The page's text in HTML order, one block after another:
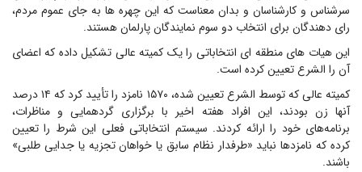
سرشناس و کارشناسان و بدان معناست که این چهره ها به جای عموم مردم،
رای دهندگان برای انتخاب دو سوم نمایندگان پارلمان هستند.
این هیات های منطقه ای انتخاباتی را یک کمیته عالی تشکیل داده که اعضای
آن را الشرع تعیین کرده است.
کمیته عالی که توسط الشرع تعیین شده، ۱۵۷۰ نامزد را تأیید کرد که ۱۴ درصد
آنها زن بودند، این افراد هفته اخیر با برگزاری گردهمایی و مناظرات،
برنامه‌های خود را ارائه کردند. سیستم انتخاباتی فعلی این شرط را تعیین
کرده که نامزدها نباید «طرفدار نظام سابق یا خواهان تجزیه یا جدایی طلبی»
باشند.